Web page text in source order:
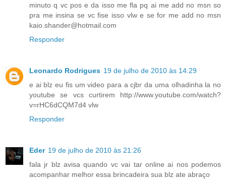
minuto q vc pos e da isso me fla pq ai me add no msn so
pra me insina se vc fise isso vlw e se for me add no msn
kaio.shander@hotmail.com
Responder
Leonardo Rodrigues 19 de julho de 2010 às 14:29
e ai blz eu fis um video para a cjbr da uma olhadinha la no
youtube se vcs curtirem http://www.youtube.com/watch?
v=rHC6dCQM7d4 vlw
Responder
Eder 19 de julho de 2010 às 21:26
fala jr blz avisa quando vc vai tar online ai nos podemos
acompanhar melhor essa brincadeira sua blz ate abraço